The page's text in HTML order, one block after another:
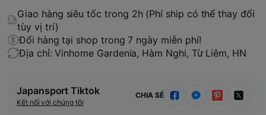
Giao hàng siêu tốc trong 2h (Phí ship có thể thay đổi
tùy vị trí)
Đổi hàng tại shop trong 7 ngày miễn phí!
Địa chỉ: Vinhome Gardenia, Hàm Nghi, Từ Liêm, HN
Japansport Tiktok
Kết nối với chúng tôi
CHIA SẺ